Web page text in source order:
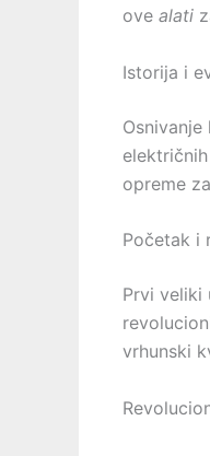
ove alati
Istorija i
opreme
Početak i
Prvi veliki
vrhunski